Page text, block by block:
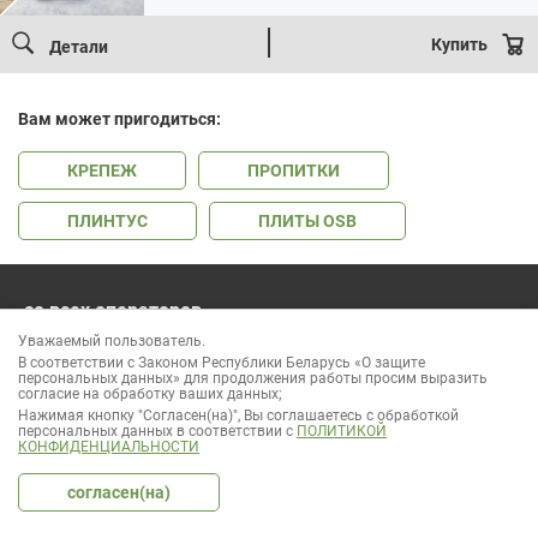
14.76 BYN.
Детали Купить
Вам может пригодиться:
КРЕПЕЖ ПРОПИТКИ
ПЛИНТУС ПЛИТЫ OSB
со всех операторов
541-06-06
без выходных и праздников
ООО «Лесок Эксперт» УНП 691937866
Режим работы: пн-сб: 9:00 - 18:00
Регистрация интернет-магазина в торговом реестре 400871 от
20.12.2017
Уважаемый пользователь.
В соответствии с Законом Республики Беларусь «О защите
персональных данных» для продолжения работы просим выразить
согласие на обработку ваших данных;
Нажимая кнопку "Согласен(на)", Вы соглашаетесь с обработкой
персональных данных в соответствии с ПОЛИТИКОЙ
КОНФИДЕНЦИАЛЬНОСТИ
согласен(на)